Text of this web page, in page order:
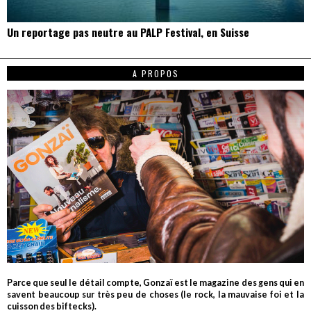
Un reportage pas neutre au PALP Festival, en Suisse
A PROPOS
Parce que seul le détail compte, Gonzaï est le magazine des gens qui en
savent beaucoup sur très peu de choses (le rock, la mauvaise foi et la
cuisson des biftecks).